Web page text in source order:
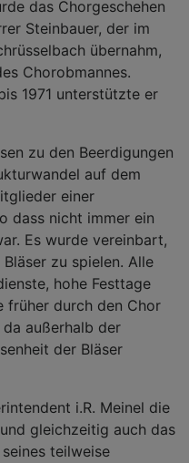
das Chorgeschehen
Steinbauer, der im
übernahm,
Chorobmannes.
1971 unterstützte er
zu den Beerdigungen
auf dem
einer
dass nicht immer ein
Es wurde vereinbart,
zu spielen. Alle
hohe Festtage
früher durch den Chor
außerhalb der
der Bläser
i.R. Meinel die
gleichzeitig auch das
teilweise